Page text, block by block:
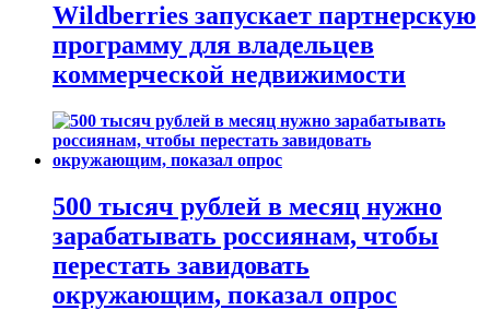
Wildberries запускает партнерскую
программу для владельцев
коммерческой недвижимости
500 тысяч рублей в месяц нужно
зарабатывать россиянам, чтобы
перестать завидовать
окружающим, показал опрос